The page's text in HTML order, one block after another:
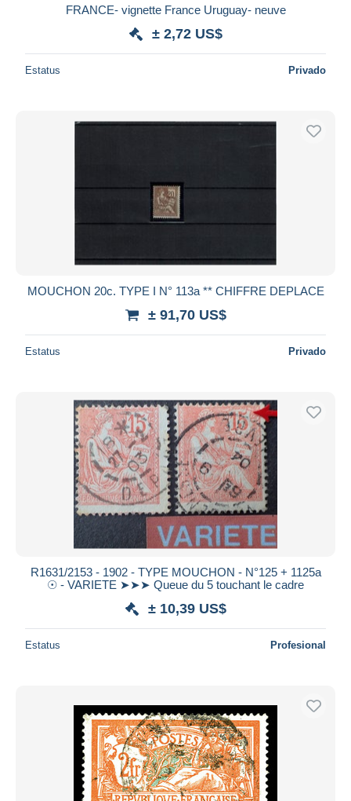
FRANCE- vignette France Uruguay- neuve
± 2,72 US$
Estatus Privado
MOUCHON 20c. TYPE I N° 113a ** CHIFFRE DEPLACE
± 91,70 US$
Estatus Privado
R1631/2153 - 1902 - TYPE MOUCHON - N°125 + 1125a
☉ - VARIETE ➤➤➤ Queue du 5 touchant le cadre
± 10,39 US$
Estatus Profesional